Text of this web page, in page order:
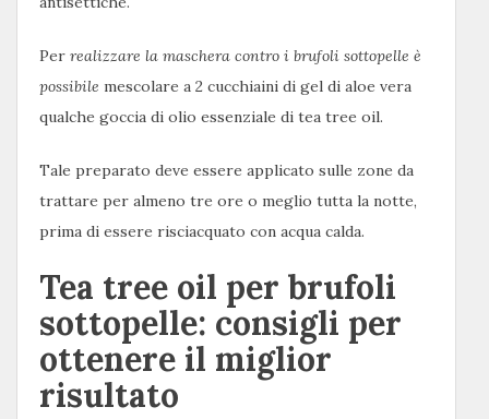
Per realizzare la maschera contro i brufoli sottopelle è
possibile mescolare a 2 cucchiaini di gel di aloe vera
qualche goccia di olio essenziale di tea tree oil.
Tale preparato deve essere applicato sulle zone da
trattare per almeno tre ore o meglio tutta la notte,
prima di essere risciacquato con acqua calda.
Tea tree oil per brufoli
sottopelle: consigli per
ottenere il miglior
risultato